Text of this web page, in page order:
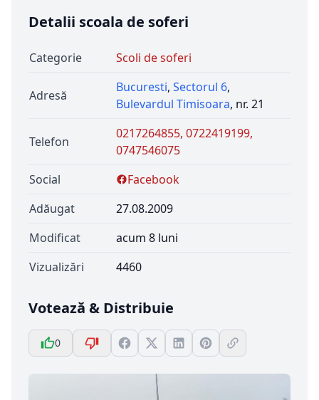
Detalii scoala de soferi
Categorie Scoli de soferi
Adresă
Bucuresti, Sectorul 6,
Bulevardul Timisoara, nr. 21
Telefon
0217264855, 0722419199,
0747546075
Social
Facebook
Adăugat
27.08.2009
Modificat
acum 8 luni
Vizualizări
4460
Votează & Distribuie
0